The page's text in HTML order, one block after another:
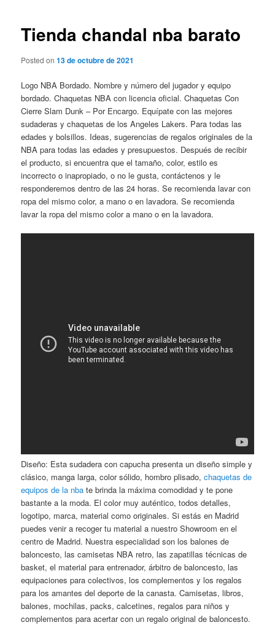
Tienda chandal nba barato
Posted on13 de octubre de 2021
Logo NBA Bordado. Nombre y número del jugador y equipo
bordado. Chaquetas NBA con licencia oficial. Chaquetas Con
Cierre Slam Dunk – Por Encargo. Equípate con las mejores
sudaderas y chaquetas de los Angeles Lakers. Para todas las
edades y bolsillos. Ideas, sugerencias de regalos originales de la
NBA para todas las edades y presupuestos. Después de recibir
el producto, si encuentra que el tamaño, color, estilo es
incorrecto o inapropiado, o no le gusta, contáctenos y le
responderemos dentro de las 24 horas. Se recomienda lavar con
ropa del mismo color, a mano o en lavadora. Se recomienda
lavar la ropa del mismo color a mano o en la lavadora.
Diseño: Esta sudadera con capucha presenta un diseño simple y
clásico, manga larga, color sólido, hombro plisado,chaquetas de
equipos de la nba te brinda la máxima comodidad y te pone
bastante a la moda. El color muy auténtico, todos detalles,
logotipo, marca, material como originales. Si estás en Madrid
puedes venir a recoger tu material a nuestro Showroom en el
centro de Madrid. Nuestra especialidad son los balones de
baloncesto, las camisetas NBA retro, las zapatillas técnicas de
basket, el material para entrenador, árbitro de baloncesto, las
equipaciones para colectivos, los complementos y los regalos
para los amantes del deporte de la canasta. Camisetas, libros,
balones, mochilas, packs, calcetines, regalos para niños y
complementos para acertar con un regalo original de baloncesto.